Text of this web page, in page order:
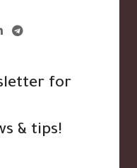
for
& tips!